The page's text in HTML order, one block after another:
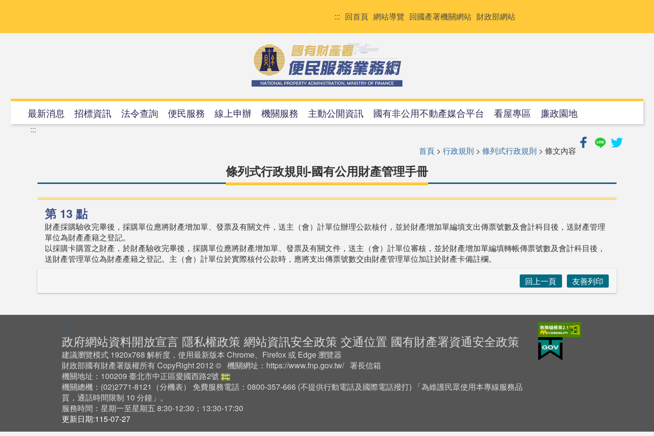
要
::: 回首頁 網站導覽 回國產署機關網站 財政部網站
最新消息 招標資訊 法令查詢 便民服務 線上申辦 機關服務 主動公開資訊 國有非公用不動產媒合平台 看屋專區 廉政園地
:::
首頁 > 行政規則 > 條列式行政規則 > 條文內容
條列式行政規則-國有公用財產管理手冊
第 13 點
財產採購驗收完畢後，採購單位應將財產增加單、發票及有關文件，送主（會）計單位辦理公款核付，並於財產增加單編填支出傳票號數及會計科目後，送財產管理
單位為財產產籍之登記。
以採購卡購置之財產，於財產驗收完畢後，採購單位應將財產增加單、發票及有關文件，送主（會）計單位審核，並於財產增加單編填轉帳傳票號數及會計科目後，
送財產管理單位為財產產籍之登記。主（會）計單位於實際核付公款時，應將支出傳票號數交由財產管理單位加註於財產卡備註欄。
回上一頁
友善列印
:::
政府網站資料開放宣言 隱私權政策 網站資訊安全政策 交通位置 國有財產署資通安全政策
建議瀏覽模式 1920x768 解析度，使用最新版本 Chrome、Firefox 或 Edge 瀏覽器
財政部國有財產署版權所有 CopyRight 2012 © 機關網址： https://www.fnp.gov.tw/ 署長信箱
機關地址：100209 臺北市中正區愛國西路2號
機關總機：(02)2771-8121（分機表） 免費服務電話：0800-357-666 (不提供行動電話及國際電話撥打) 「為維護民眾使用本專線服務品
質，通話時間限制 10 分鐘」。
服務時間：星期一至星期五 8:30-12:30；13:30-17:30
更新日期:115-07-27